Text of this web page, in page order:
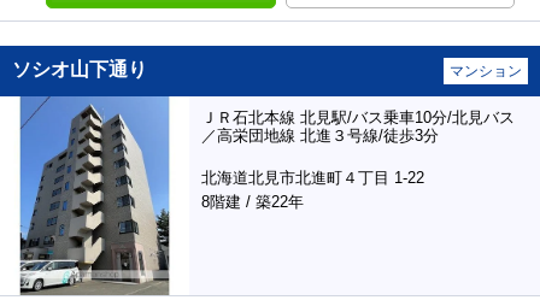
ソシオ山下通り マンション
ＪＲ石北本線 北見駅/バス乗車10分/北見バス
／高栄団地線 北進３号線/徒歩3分
北海道北見市北進町４丁目 1-22
8階建 / 築22年